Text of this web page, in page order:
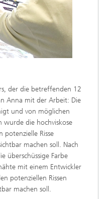
der die betreffenden 12
Anna mit der Arbeit: Die
und von möglichen
wurde die hochviskose
potenzielle Risse
machen soll. Nach
überschüssige Farbe
mit einem Entwickler
potenziellen Rissen
machen soll.